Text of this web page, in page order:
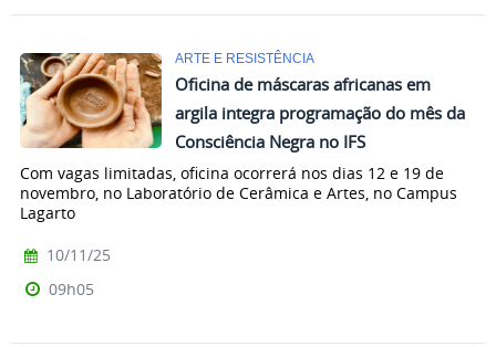
ARTE E RESISTÊNCIA
Oficina de máscaras africanas em
argila integra programação do mês da
Consciência Negra no IFS
Com vagas limitadas, oficina ocorrerá nos dias 12 e 19 de
novembro, no Laboratório de Cerâmica e Artes, no Campus
Lagarto
10/11/25
09h05